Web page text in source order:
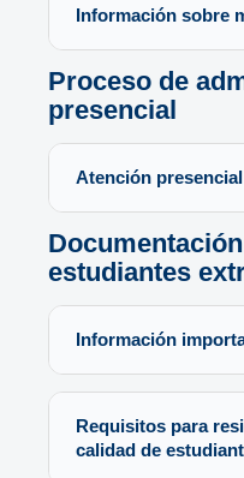
Información sobre
Proceso de
presencial
Atención presencial
estudiantes
Información
Requisitos para
calidad de